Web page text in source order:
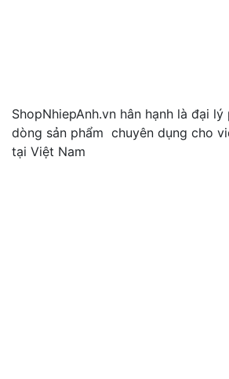
ShopNhiepAnh.vn hân hạnh là đại
dòng sản phẩm chuyên dụng cho
tại Việt Nam